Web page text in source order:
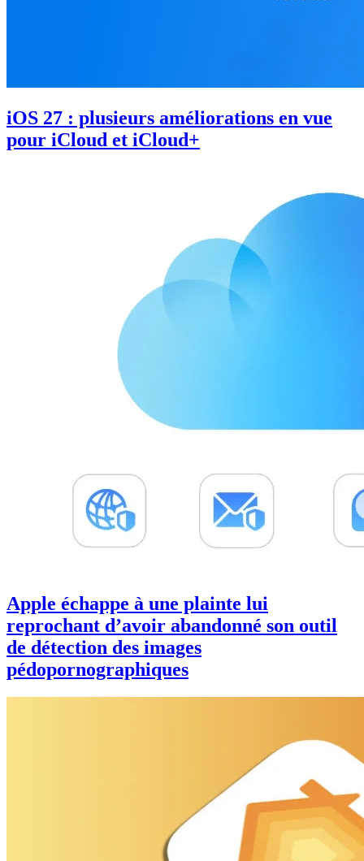
iOS 27 : plusieurs améliorations en vue
pour iCloud et iCloud+
Apple échappe à une plainte lui
reprochant d’avoir abandonné son outil
de détection des images
pédopornographiques